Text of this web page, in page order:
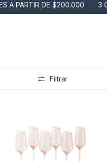
PARTIR DE $200.000 3
Filtrar